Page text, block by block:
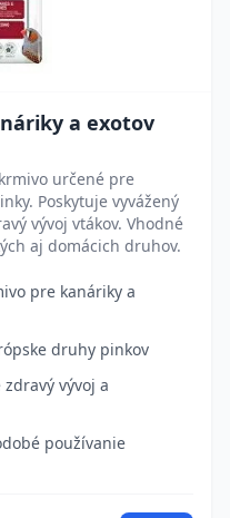
a exotov
určené pre
Poskytuje vyvážený
vývoj vtákov. Vhodné
aj domácich druhov.
pre kanáriky a
druhy pinkov
vývoj a
používanie